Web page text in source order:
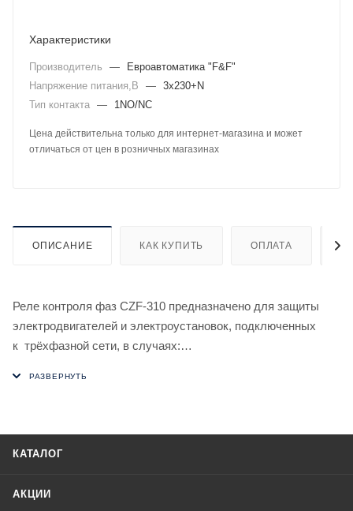
Характеристики
Производитель —
Евроавтоматика "F&F"
Напряжение питания,В
— 3х230+N
Тип контакта — 1NO/NC
Цена действительна только для интернет-магазина и может
отличаться от цен в розничных магазинах
ОПИСАНИЕ КАК КУПИТЬ ОПЛАТА
Реле контроля фаз CZF-310 предназначено для защиты
электродвигателей и электроустановок, подключенных
к трёхфазной сети, в случаях:
реле позволяют выдавать информацию об аварийном
КАТАЛОГ
АКЦИИ